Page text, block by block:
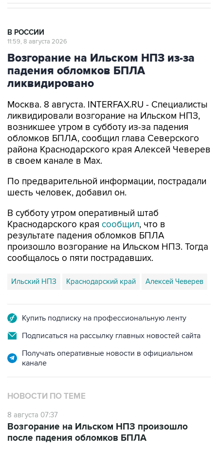
Возгорание на Ильском НПЗ из-за
падения обломков БПЛА
ликвидировано
Москва. 8 августа. INTERFAX.RU - Специалисты
возникшее утром в субботу из-за падения
обломков БПЛА, сообщил глава Северского
района Краснодарского края Алексей Чеверев
в своем канале в Max.
По предварительной информации, пострадали
В субботу утром оперативный штаб
результате падения обломков БПЛА
произошло возгорание на Ильском НПЗ. Тогда
сообщалось о пяти пострадавших.
Ильский НПЗ Краснодарский край Алексей Чеверев
Подписаться на рассылку главных новостей сайта
Получать оперативные новости в официальном
НОВОСТИ ПО ТЕМЕ
8 августа 07:37
после падения обломков БПЛА